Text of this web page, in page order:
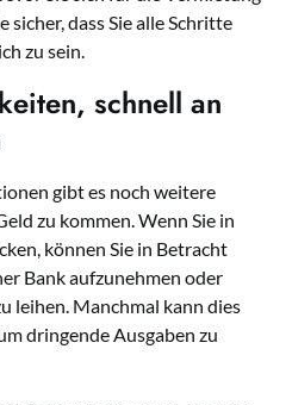
sicher, dass Sie alle Schritte
zu sein.
schnell an
gibt es noch weitere
zu kommen. Wenn Sie in
können Sie in Betracht
Bank aufzunehmen oder
leihen. Manchmal kann dies
dringende Ausgaben zu